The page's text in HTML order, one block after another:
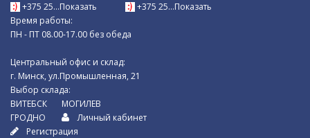
+375 25...Показать
+375 25...Показать
Время работы:
ПН - ПТ 08.00-17.00 без обеда
Центральный офис и склад:
г. Минск, ул.Промышленная, 21
Выбор склада:
ВИТЕБСК
ГРОДНО
МОГИЛЕВ
Личный кабинет
Регистрация